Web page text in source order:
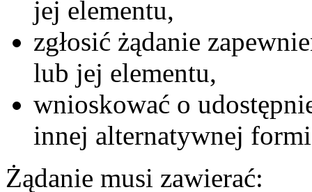
jej elementu,
zgłosić żądanie
lub jej elementu,
wnioskować o
innej alternatywnej
Żądanie musi zawierać: